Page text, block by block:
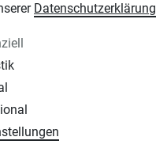
Daten­schutz­erklärung